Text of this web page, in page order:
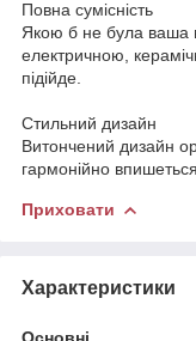
Повна сумісність
Якою б не була ваша
електричною,
підійде.
Стильний дизайн
Витончений дизайн
гармонійно
Приховати
Характеристики
Основні